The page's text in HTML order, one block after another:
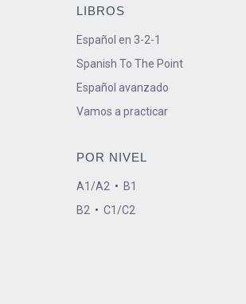
LIBROS
Español en 3-2-1
Spanish To The Point
Español avanzado
Vamos a practicar
POR NIVEL
A1/A2 • B1
B2 • C1/C2